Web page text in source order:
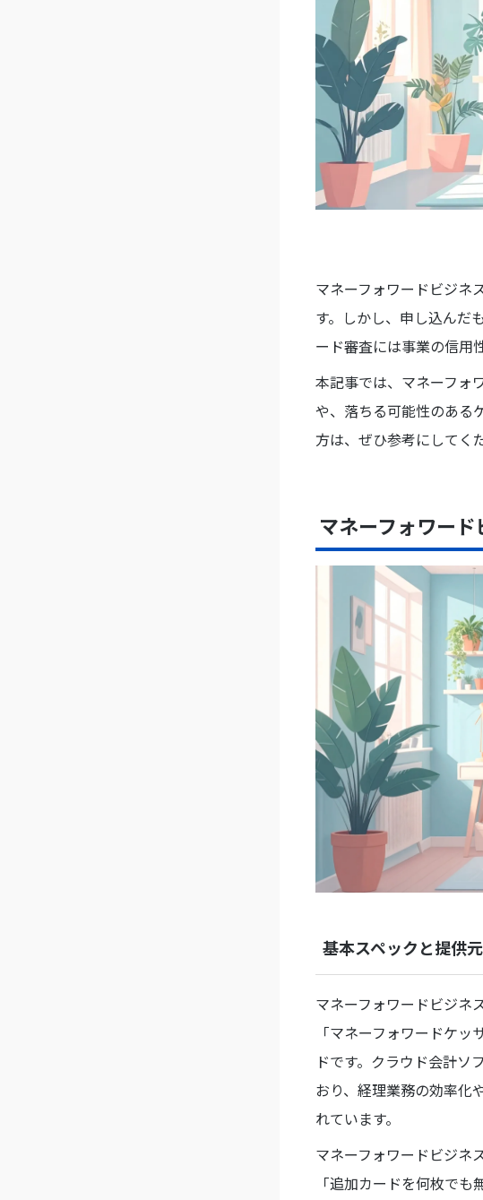
マネーフォワードビジネ
す。しかし、申し込んだ
ード審査には事業の信用
本記事では、マネーフォ
や、落ちる可能性のある
方は、ぜひ参考にしてく
マネーフォワー
基本スペックと提供元
マネーフォワードビジネ
「マネーフォワードケ
ドです。クラウド会計ソ
おり、経理業務の効率化
れています。
マネーフォワードビジネ
「追加カードを何枚で